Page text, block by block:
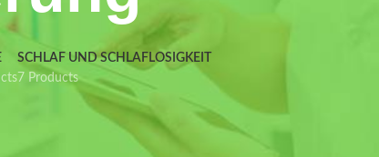
SCHLAF UND SCHLAFLOSIGKEIT
7 Products